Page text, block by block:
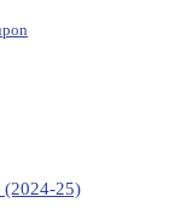
(2024-25)